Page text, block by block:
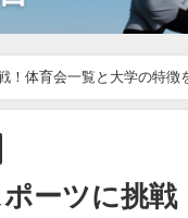
！体育会一覧と大学の特徴
ーツに挑